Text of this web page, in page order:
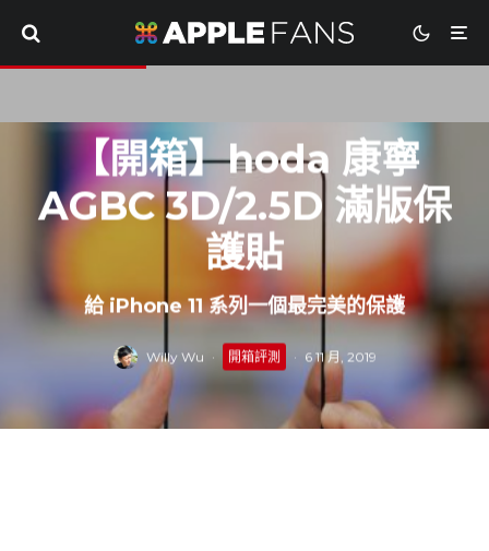
【開箱】hoda 康寧
AGBC 3D/2.5D 滿版保
護貼
給 iPhone 11 系列一個最完美的保護
Willy Wu · 開箱評測 · 6 11 月, 2019